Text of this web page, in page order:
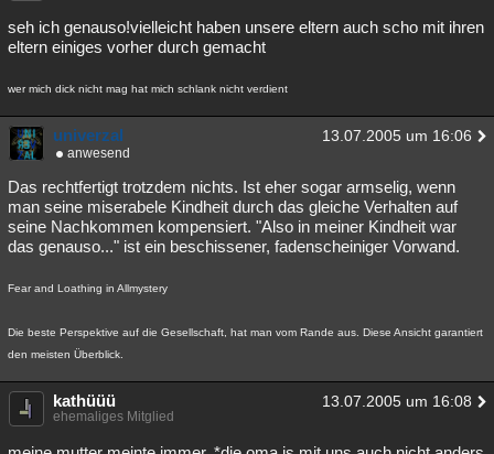
seh ich genauso!vielleicht haben unsere eltern auch scho mit ihren
eltern einiges vorher durch gemacht
wer mich dick nicht mag hat mich schlank nicht verdient
univerzal 13.07.2005 um 16:06
anwesend
Das rechtfertigt trotzdem nichts. Ist eher sogar armselig, wenn
man seine miserabele Kindheit durch das gleiche Verhalten auf
seine Nachkommen kompensiert. "Also in meiner Kindheit war
das genauso..." ist ein beschissener, fadenscheiniger Vorwand.
Fear and Loathing in Allmystery
Die beste Perspektive auf die Gesellschaft, hat man vom Rande aus. Diese Ansicht garantiert
den meisten Überblick.
kathüüü 13.07.2005 um 16:08
ehemaliges Mitglied